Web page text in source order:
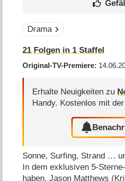
Drama
21 Folgen in 1 Staffel
Original-TV-Premiere
Erhalte Neuigkeiten zu
Handy. Kostenlos mit
Sonne, Surfing, Strand …
In dem exklusiven 5-
haben. Jason Matthews